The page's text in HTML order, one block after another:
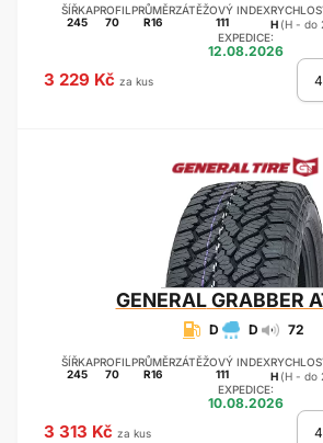
ŠÍŘKA
245
PROFIL
70
PRŮMĚR
R16
ZÁTĚŽOVÝ INDEX
111
H (H - do
EXPEDICE:
12.08.2026
3 229 Kč za kus
GENERALGRABBER
D D 72
ŠÍŘKA
245
PROFIL
70
PRŮMĚR
R16
ZÁTĚŽOVÝ INDEX
111
H (H - do
EXPEDICE:
10.08.2026
3 313 Kč za kus